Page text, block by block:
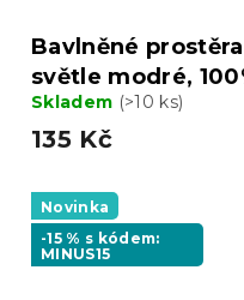
Bavlněné
světle modré,
Skladem (>10 ks)
135 Kč
Novinka
-15 % s kódem:
MINUS15